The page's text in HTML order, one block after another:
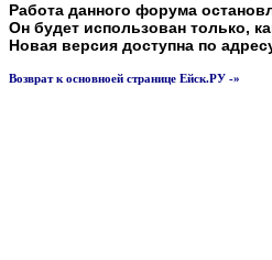
Работа данного форума
Он будет использован только,
Новая версия доступна по
Возврат к основноей странице Ейск.РУ -»